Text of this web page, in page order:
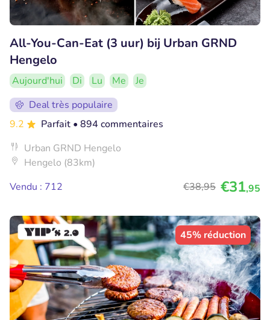
All-You-Can-Eat (3 uur) bij Urban GRND
Hengelo
Aujourd'hui Di Lu Me
Je
Deal très populaire
9.2
Parfait • 894 commentaires
Urban GRND Hengelo
Hengelo (83km)
Vendu : 712
€38,95 €31,95
45% réduction